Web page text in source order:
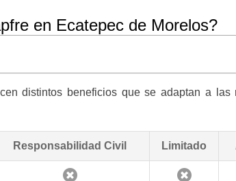
en Ecatepec de Morelos?
distintos beneficios que se adaptan a
Responsabilidad Civil Limitado